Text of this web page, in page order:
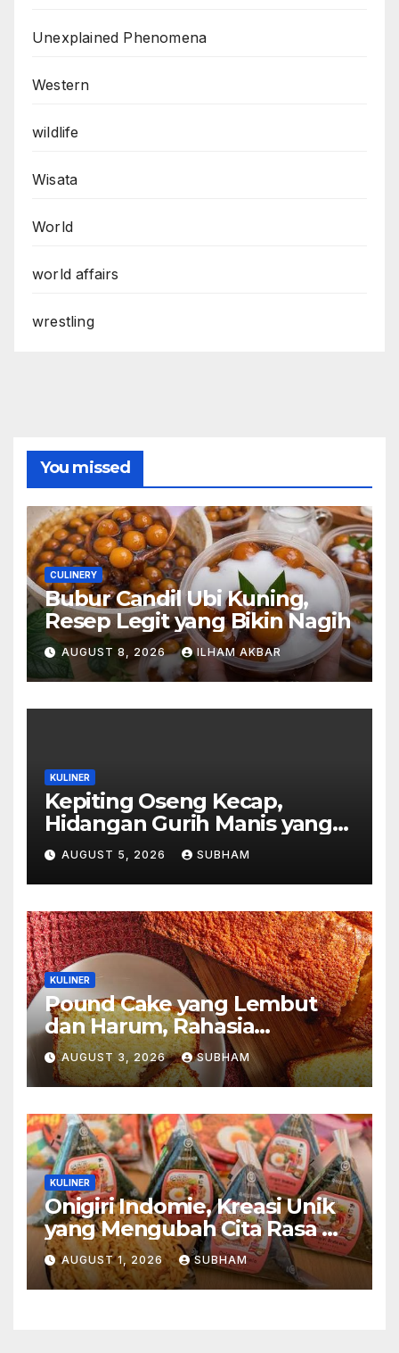
Unexplained Phenomena
Western
wildlife
Wisata
World
world affairs
wrestling
You missed
CULINERY
Bubur Candil Ubi Kuning,
Resep Legit yang Bikin Nagih
AUGUST 8, 2026 ILHAM AKBAR
KULINER
Kepiting Oseng Kecap,
Hidangan Gurih Manis yang
Selalu Menggugah Selera di
Setiap Suapan
AUGUST 5, 2026 SUBHAM
KULINER
Pound Cake yang Lembut
dan Harum, Rahasia
Kelezatan Kue Klasik yang
Tak Pernah Kehilangan
Pesona
AUGUST 3, 2026 SUBHAM
KULINER
Onigiri Indomie, Kreasi Unik
yang Mengubah Cita Rasa Mi
Favorit Menjadi Sajian
Kekinian
AUGUST 1, 2026 SUBHAM